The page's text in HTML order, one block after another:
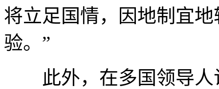
将立足国情，因地制宜
验。”
此外，在多国领导人